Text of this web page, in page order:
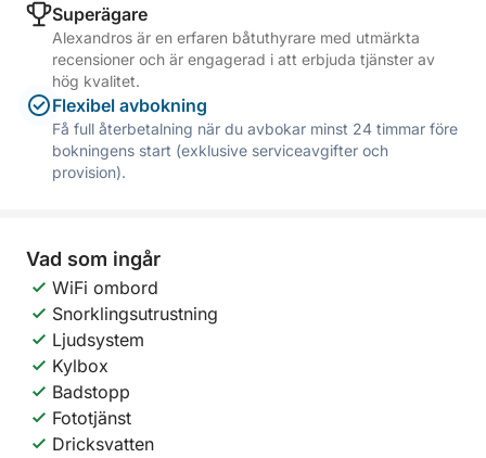
Superägare
Alexandros är en erfaren båtuthyrare med utmärkta
recensioner och är engagerad i att erbjuda tjänster av
hög kvalitet.
Flexibel avbokning
Få full återbetalning när du avbokar minst 24 timmar före
bokningens start (exklusive serviceavgifter och
provision).
Vad som ingår
WiFi ombord
Snorklingsutrustning
Ljudsystem
Kylbox
Badstopp
Fototjänst
Dricksvatten